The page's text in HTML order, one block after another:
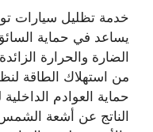
خدمة تظليل سيارات
يساعد في حماية
الضارة والحرارة
من استهلاك الطاقة
حماية العوادم
الناتج عن أشعة